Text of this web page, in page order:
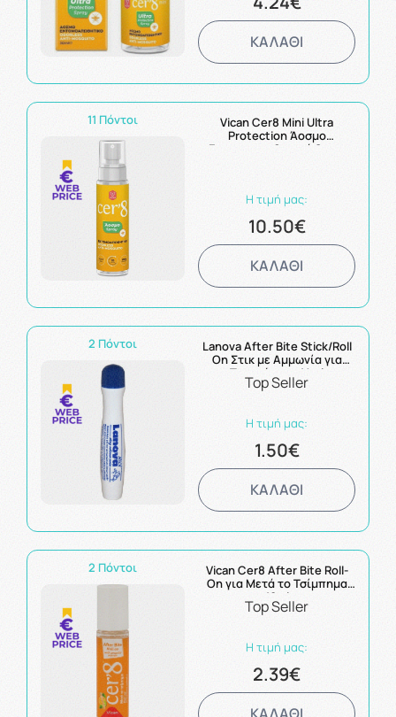
ΚΑΛΑΘΙ
11 Πόντοι
Vican Cer8 Mini Ultra
Protection Άοσμο
Εντομοαπωθητικό Spray
Η τιμή μας:
10.50€
ΚΑΛΑΘΙ
2 Πόντοι
Lanova After Bite Stick/Roll
On Στικ με Αμμωνία για
Τσιμπήματα 14ml
Top Seller
Η τιμή μας:
1.50€
ΚΑΛΑΘΙ
2 Πόντοι
Vican Cer8 After Bite Roll-
On για Μετά το Τσίμπημα
10ml
Top Seller
Η τιμή μας:
2.39€